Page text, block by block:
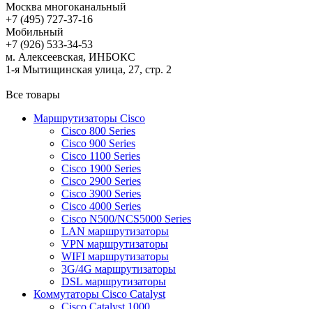
Москва многоканальный
+7 (495) 727-37-16
Мобильный
+7 (926) 533-34-53
м. Алексеевская, ИНБОКС
1-я Мытищинская улица, 27, стр. 2
Все товары
Маршрутизаторы Cisco
Cisco 800 Series
Cisco 900 Series
Cisco 1100 Series
Cisco 1900 Series
Cisco 2900 Series
Cisco 3900 Series
Cisco 4000 Series
Cisco N500/NCS5000 Series
LAN маршрутизаторы
VPN маршрутизаторы
WIFI маршрутизаторы
3G/4G маршрутизаторы
DSL маршрутизаторы
Коммутаторы Cisco Catalyst
Cisco Catalyst 1000